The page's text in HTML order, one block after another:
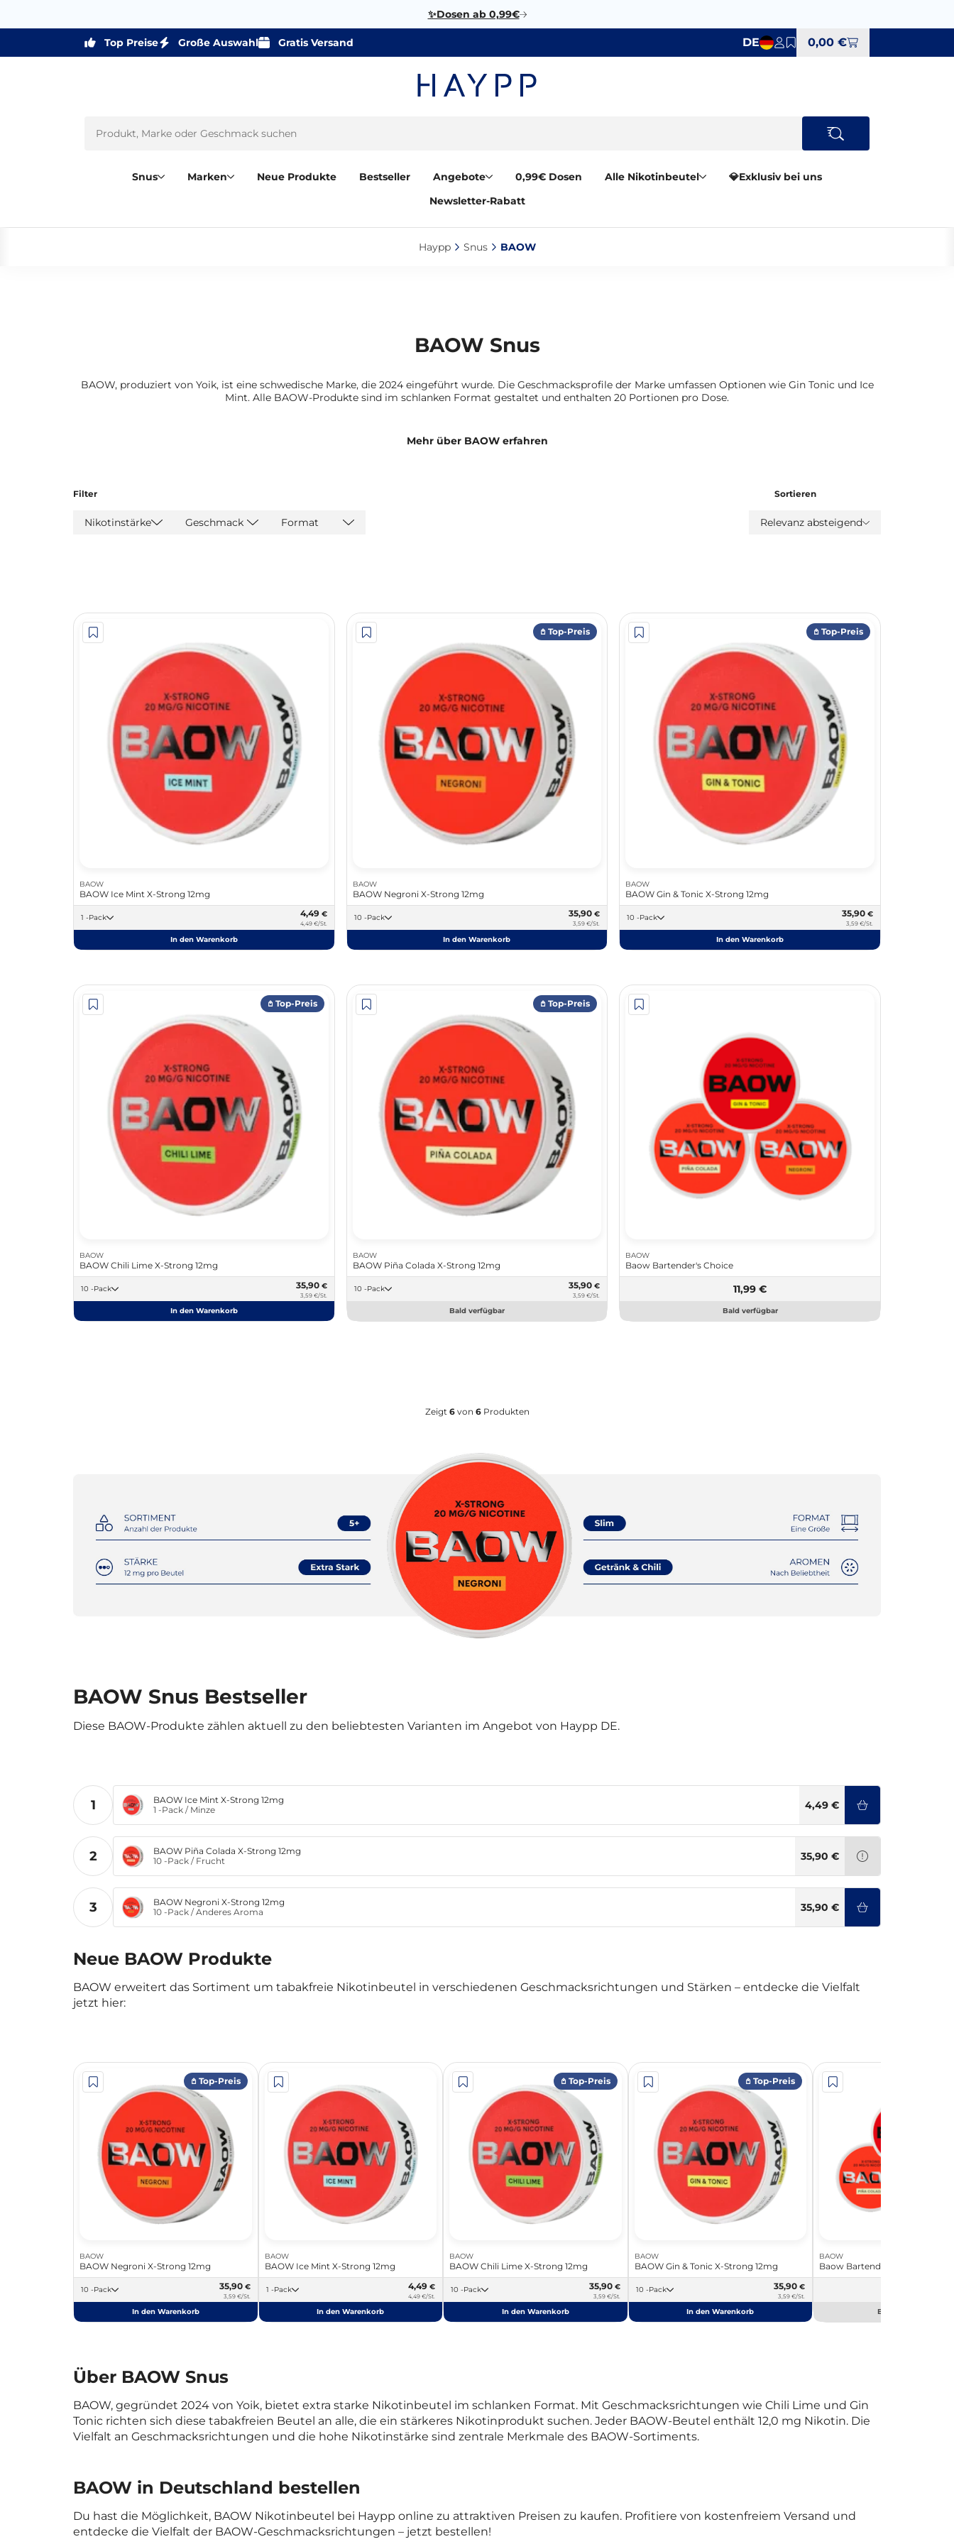
✨Dosen ab 0,99€
Top Preise Große Auswahl Gratis Versand DE 0,00 €
Snus Marken Neue Produkte Bestseller Angebote 0,99€ Dosen Alle Nikotinbeutel
💎Exklusiv bei uns
Newsletter-Rabatt
Haypp‎ Snus‎ BAOW‎
BAOW Snus
BAOW, produziert von Yoik, ist eine schwedische Marke, die 2024 eingeführt wurde. Die Geschmacksprofile der Marke umfassen Optionen wie Gin Tonic und Ice
Mint. Alle BAOW-Produkte sind im schlanken Format gestaltet und enthalten 20 Portionen pro Dose.
Mehr über BAOW erfahren
Filter Sortieren
Relevanz absteigend
Nikotinstärke Geschmack Format
BAOW
BAOW Ice Mint X-Strong 12mg
1 -Pack 4,49 €
4,49 €/St.
In den Warenkorb
𖤘 Top-Preis
BAOW
BAOW Negroni X-Strong 12mg
10 -Pack 35,90€
3,59 €/St.
In den Warenkorb
𖤘 Top-Preis
BAOW
BAOW Gin & Tonic X-Strong 12mg
10 -Pack 35,90 €
3,59 €/St.
In den Warenkorb
𖤘 Top-Preis
BAOW
BAOW Chili Lime X-Strong 12mg
10 -Pack 35,90 €
3,59 €/St.
In den Warenkorb
𖤘 Top-Preis
BAOW
BAOW Piña Colada X-Strong 12mg
10 -Pack 35,90€
3,59 €/St.
Bald verfügbar
BAOW
Baow Bartender's Choice
11,99 €
Bald verfügbar
Zeigt 6von 6 Produkten
BAOW Snus Bestseller
Diese BAOW-Produkte zählen aktuell zu den beliebtesten Varianten im Angebot von Haypp DE.
1
BAOW Ice Mint X-Strong 12mg
1 -Pack / Minze 4,49 €
2
BAOW Piña Colada X-Strong 12mg
10 -Pack / Frucht 35,90 €
3
BAOW Negroni X-Strong 12mg
10 -Pack /Anderes Aroma 35,90 €
Neue BAOW Produkte
BAOW erweitert das Sortiment um tabakfreie Nikotinbeutel in verschiedenen Geschmacksrichtungen und Stärken – entdecke die Vielfalt
jetzt hier:
𖤘 Top-Preis
BAOW
BAOW Negroni X-Strong 12mg
10 -Pack 35,90 €
3,59 €/St.
In den Warenkorb
BAOW
BAOW Ice Mint X-Strong 12mg
1 -Pack 4,49 €
4,49 €/St.
In den Warenkorb
𖤘 Top-Preis
BAOW
BAOW Chili Lime X-Strong 12mg
10 -Pack 35,90 €
3,59 €/St.
In den Warenkorb
𖤘 Top-Preis
BAOW
BAOW Gin & Tonic X-Strong 12mg
10 -Pack 35,90 €
3,59 €/St.
In den Warenkorb
BAOW
Baow Bartender's Choice
Bald verfügbar
Über BAOW Snus
BAOW, gegründet 2024 von Yoik, bietet extra starke Nikotinbeutel im schlanken Format. Mit Geschmacksrichtungen wie Chili Lime und Gin
Tonic richten sich diese tabakfreien Beutel an alle, die ein stärkeres Nikotinprodukt suchen. Jeder BAOW-Beutel enthält 12,0 mg Nikotin. Die
Vielfalt an Geschmacksrichtungen und die hohe Nikotinstärke sind zentrale Merkmale des BAOW-Sortiments.
BAOW in Deutschland bestellen
Du hast die Möglichkeit, BAOW Nikotinbeutel bei Haypp online zu attraktiven Preisen zu kaufen. Profitiere von kostenfreiem Versand und
entdecke die Vielfalt der BAOW-Geschmacksrichtungen – jetzt bestellen!